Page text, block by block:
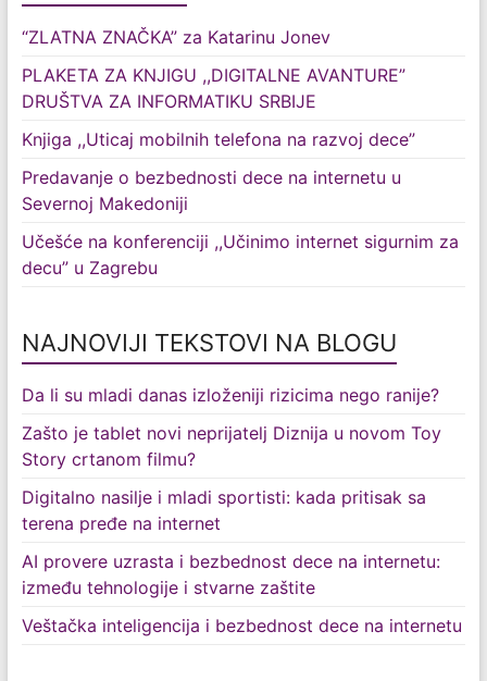
“ZLATNA ZNAČKA” za Katarinu Jonev
PLAKETA ZA KNJIGU ,,DIGITALNE AVANTURE”
DRUŠTVA ZA INFORMATIKU SRBIJE
Knjiga ,,Uticaj mobilnih telefona na razvoj dece”
Predavanje o bezbednosti dece na internetu u
Severnoj Makedoniji
Učešće na konferenciji ,,Učinimo internet sigurnim za
decu” u Zagrebu
NAJNOVIJI TEKSTOVI NA BLOGU
Da li su mladi danas izloženiji rizicima nego ranije?
Zašto je tablet novi neprijatelj Diznija u novom Toy
Story crtanom filmu?
Digitalno nasilje i mladi sportisti: kada pritisak sa
terena pređe na internet
AI provere uzrasta i bezbednost dece na internetu:
između tehnologije i stvarne zaštite
Veštačka inteligencija i bezbednost dece na internetu